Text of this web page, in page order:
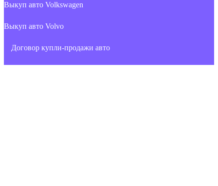
Выкуп авто Volkswagen
Выкуп авто Volvo
Договор купли-продажи авто